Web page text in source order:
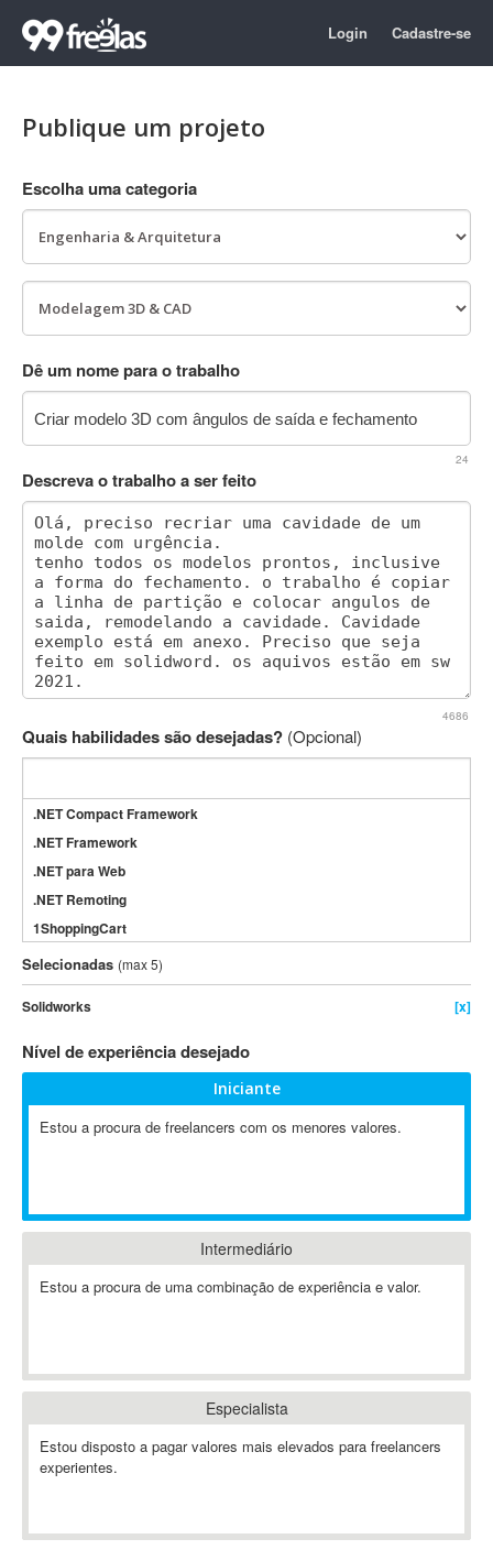
Login Cadastre-se
Publique um projeto
Escolha uma categoria
Dê um nome para o trabalho
24
Descreva o trabalho a ser feito
4686
Quais habilidades são desejadas? (Opcional)
.NET Compact Framework
.NET Framework
.NET para Web
.NET Remoting
1ShoppingCart
3DS Max
3GSM
4D Dimension
802.11
A&P
A2Billing
ABAP
ABBYY FineReader
Ableton Live
Abstract
Abstract Window Toolkit (AWT)
AC Drives
Selecionadas (max 5)
Solidworks [x]
Nível de experiência desejado
Iniciante
Estou a procura de freelancers com os menores valores.
Intermediário
Estou a procura de uma combinação de experiência e valor.
Especialista
Estou disposto a pagar valores mais elevados para freelancers
experientes.